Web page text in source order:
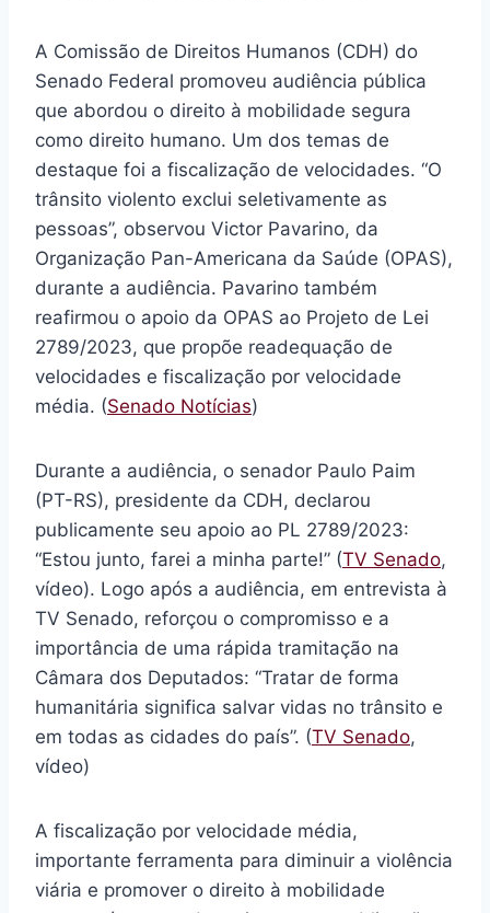
A Comissão de Direitos Humanos (CDH) do
Senado Federal promoveu audiência pública
que abordou o direito à mobilidade segura
como direito humano. Um dos temas de
destaque foi a fiscalização de velocidades. “O
trânsito violento exclui seletivamente as
pessoas”, observou Victor Pavarino, da
Organização Pan-Americana da Saúde (OPAS),
durante a audiência. Pavarino também
reafirmou o apoio da OPAS ao Projeto de Lei
2789/2023, que propõe readequação de
velocidades e fiscalização por velocidade
média. (Senado Notícias)
Durante a audiência, o senador Paulo Paim
(PT-RS), presidente da CDH, declarou
publicamente seu apoio ao PL 2789/2023:
“Estou junto, farei a minha parte!” (TV Senado,
vídeo). Logo após a audiência, em entrevista à
TV Senado, reforçou o compromisso e a
importância de uma rápida tramitação na
Câmara dos Deputados: “Tratar de forma
humanitária significa salvar vidas no trânsito e
em todas as cidades do país”. (TV Senado,
vídeo)
A fiscalização por velocidade média,
importante ferramenta para diminuir a violência
viária e promover o direito à mobilidade